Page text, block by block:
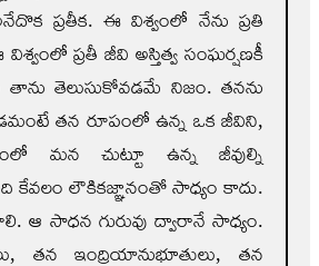
ప్రతీక. ఈ విశ్వంలో నేను ప్రతి
ప్రతీ జీవి అస్తిత్వ సంఘర్షణకీ
తాను తెలుసుకోవడమే నిజం. తనను
తన రూపంలో ఉన్న ఒక జీవిని,
మన చుట్టూ ఉన్న జీవుల్ని
కేవలం లౌకికజ్ఞానంతో సాధ్యం కాదు.
ఆ సాధన గురువు ద్వారానే సాధ్యం.
తన ఇంద్రియానుభూతులు, తన